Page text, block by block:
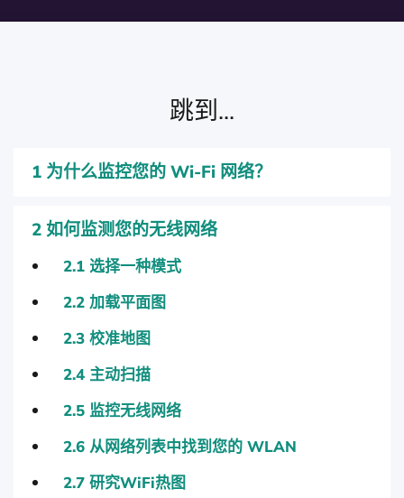
跳到...
1 为什么监控您的 Wi-Fi 网络？
2如何监测您的无线网络
2.1 选择一种模式
2.2 加载平面图
2.3 校准地图
2.4 主动扫描
2.5 监控无线网络
2.6 从网络列表中找到您的 WLAN
2.7 研究WiFi热图